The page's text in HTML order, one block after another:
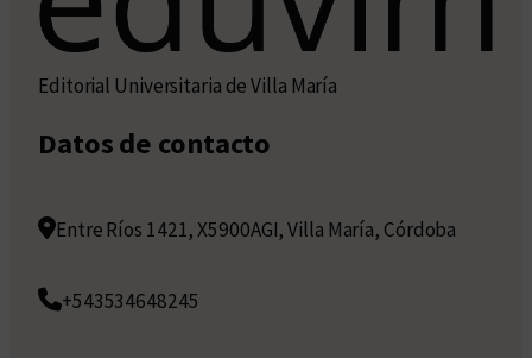
Editorial Universitaria de Villa María
Datos de contacto
Entre Ríos 1421, X5900AGI, Villa María, Córdoba
+543534648245